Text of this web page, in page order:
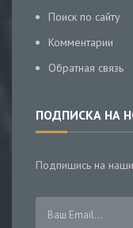
Поиск по сайту
Комментарии
Обратная связь
ПОДПИСКА НА
Подпишись на